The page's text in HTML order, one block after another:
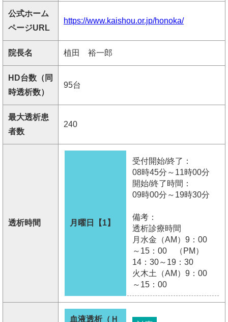
公式ホーム
ページURL
https://www.kaishou.or.jp/honoka/
院長名 植田 裕一郎
HD台数（同
時透析数）
95台
最大透析患
者数
240
透析時間 月曜日【1】
受付開始/終了：
08時45分～11時00分
開始/終了時間：
09時00分～19時30分
備考：
透析診療時間
月水金（AM）9：00
～15：00 （PM）
14：30～19：30
火木土（AM）9：00
～15：00
血液透析（Ｈ